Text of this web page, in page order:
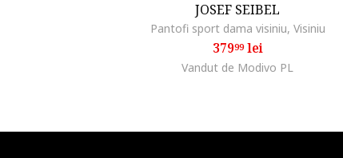
JOSEF SEIBEL
Pantofi sport dama visiniu, Visiniu
37999lei
Vandut de Modivo PL